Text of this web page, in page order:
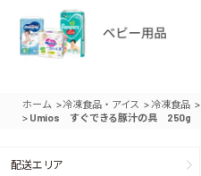
ホーム >冷凍食品・アイス > 冷凍食品 >
> Umios すぐできる豚汁の具 250g
配送エリア